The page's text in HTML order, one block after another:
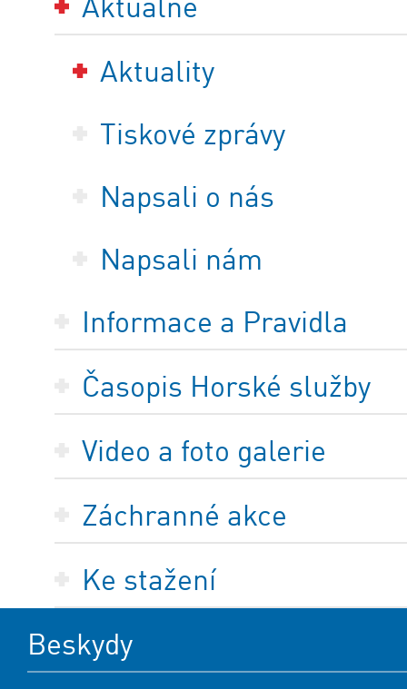
Aktuality
Tiskové zprávy
Napsali o nás
Napsali nám
Informace a Pravidla
Časopis Horské služby
Video a foto galerie
Záchranné akce
Ke stažení
Beskydy